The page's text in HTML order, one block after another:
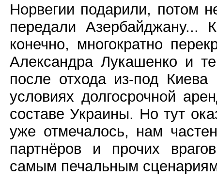
Норвегии подарили, потом
передали Азербайджану...
конечно, многократно
Александра Лукашенко и
после отхода из-под
условиях долгосрочной
составе Украины. Но тут
уже отмечалось, нам
партнёров и прочих
самым печальным сценариям